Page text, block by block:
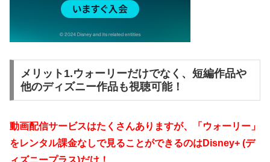
メリット1.ウォーリーだけでなく、短編作品や
他のディズニー作品も視聴可能！
動画配信サービスはたくさんありますが、「ウォーリー」
をレンタル課金なしで見ることができるのはDisney+ (デ
ィズニープラス)だけ！